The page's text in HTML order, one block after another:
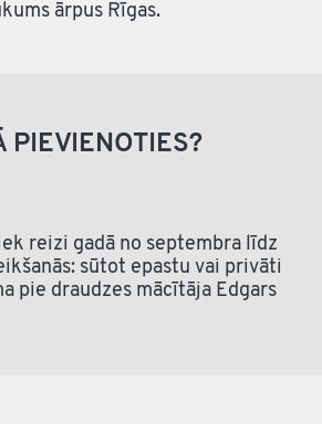
ārpus Rīgas.
PIEVIENOTIES?
reizi gadā no septembra līdz
sūtot epastu vai privāti
pie draudzes mācītāja Edgars